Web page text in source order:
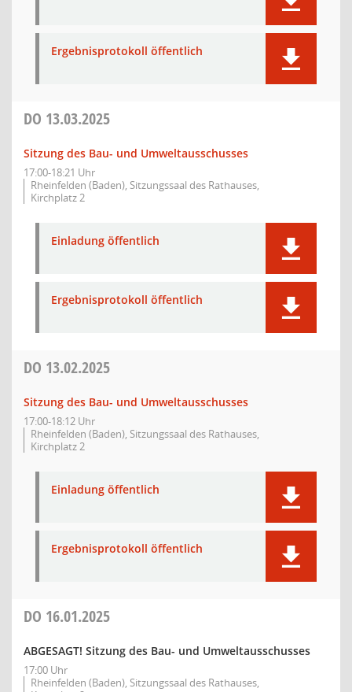
Ergebnisprotokoll öffentlich
DO 13.03.2025
Sitzung des Bau- und Umweltausschusses
17:00-18:21 Uhr
Rheinfelden (Baden), Sitzungssaal des Rathauses,
Kirchplatz 2
Einladung öffentlich
Ergebnisprotokoll öffentlich
DO 13.02.2025
Sitzung des Bau- und Umweltausschusses
17:00-18:12 Uhr
Rheinfelden (Baden), Sitzungssaal des Rathauses,
Kirchplatz 2
Einladung öffentlich
Ergebnisprotokoll öffentlich
DO 16.01.2025
ABGESAGT! Sitzung des Bau- und Umweltausschusses
17:00 Uhr
Rheinfelden (Baden), Sitzungssaal des Rathauses,